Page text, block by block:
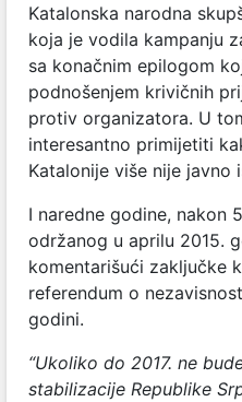
Katalonska narodna
koja je vodila kampanju
sa konačnim epilogom
podnošenjem krivičnih
protiv organizatora. U
interesantno primijetiti
Katalonije više nije javno
I naredne godine, nakon
održanog u aprilu 2015.
komentarišući zaključke
referendum o
godini.
“Ukoliko do 2017. ne
stabilizacije Republike